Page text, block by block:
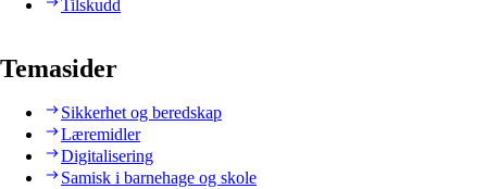
Tilskudd
Temasider
Sikkerhet og beredskap
Læremidler
Digitalisering
Samisk i barnehage og skole